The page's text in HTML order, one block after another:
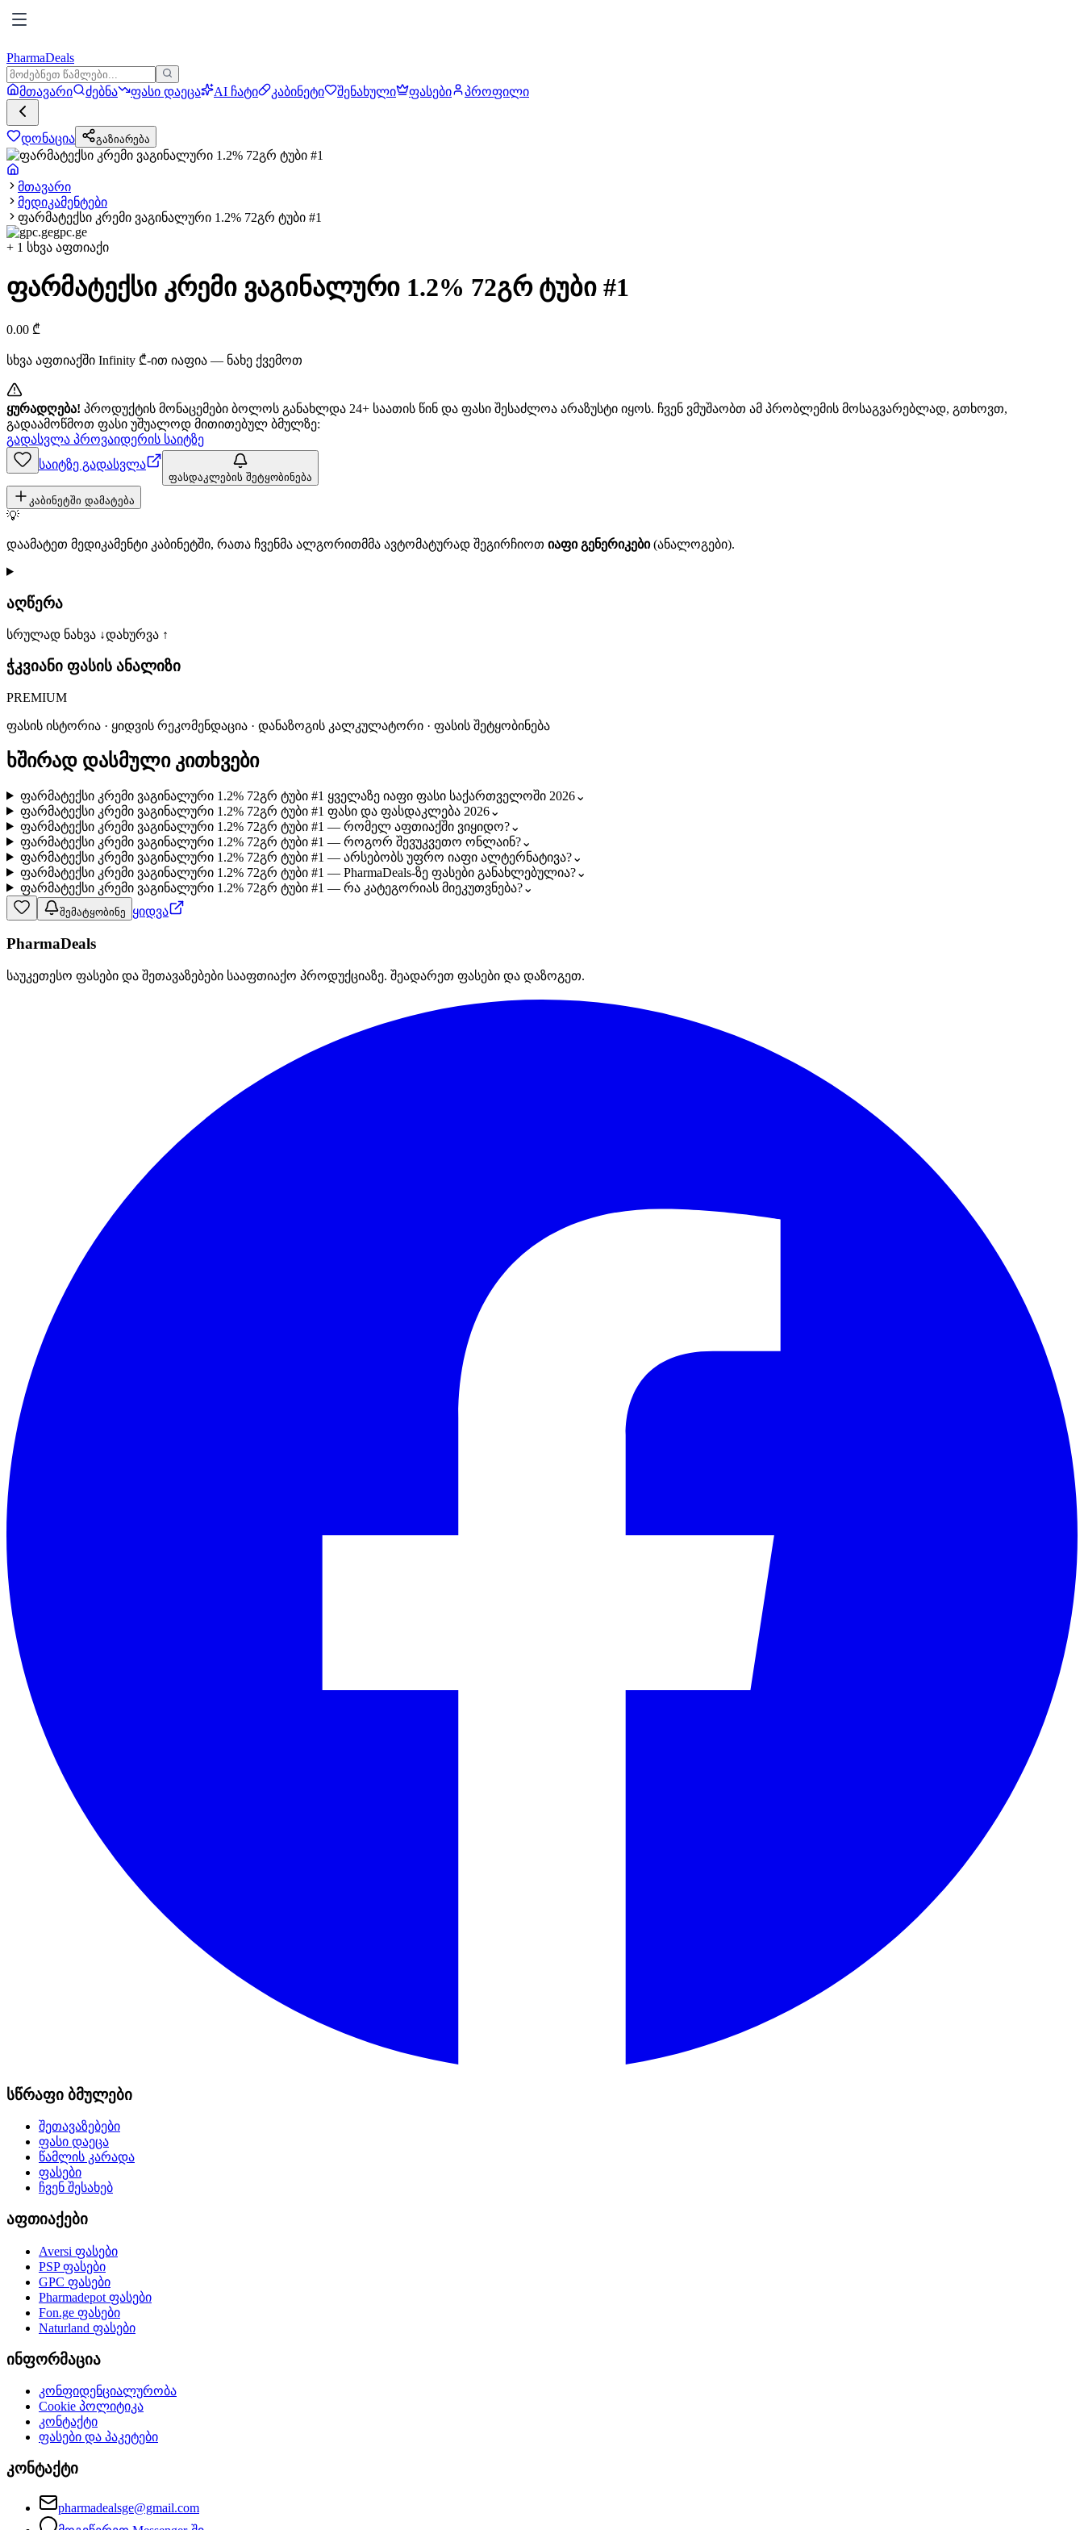
PharmaDeals
მთავარი ძებნა ფასი დაეცა AI ჩატი კაბინეტი შენახული ფასები პროფილი
დონაცია გაზიარება
მთავარი
მედიკამენტები
ფარმატექსი კრემი ვაგინალური 1.2% 72გრ ტუბი #1
gpc.ge
+ 1 სხვა აფთიაქი
ფარმატექსი კრემი ვაგინალური 1.2% 72გრ ტუბი #1
0.00 ₾
სხვა აფთიაქში Infinity ₾-ით იაფია — ნახე ქვემოთ
ყურადღება! პროდუქტის მონაცემები ბოლოს განახლდა 24+ საათის წინ და ფასი შესაძლოა არაზუსტი იყოს. ჩვენ ვმუშაობთ ამ პრობლემის მოსაგვარებლად, გთხოვთ,
გადაამოწმოთ ფასი უშუალოდ მითითებულ ბმულზე:
გადასვლა პროვაიდერის საიტზე
საიტზე გადასვლა
ფასდაკლების შეტყობინება
კაბინეტში დამატება
💡
დაამატეთ მედიკამენტი კაბინეტში, რათა ჩვენმა ალგორითმმა ავტომატურად შეგირჩიოთ იაფი გენერიკები(ანალოგები).
აღწერა
სრულად ნახვა ↓დახურვა ↑
ჭკვიანი ფასის ანალიზი
PREMIUM
ფასის ისტორია · ყიდვის რეკომენდაცია · დანაზოგის კალკულატორი · ფასის შეტყობინება
ხშირად დასმული კითხვები
ფარმატექსი კრემი ვაგინალური 1.2% 72გრ ტუბი #1 ყველაზე იაფი ფასი საქართველოში 2026⌄
ფარმატექსი კრემი ვაგინალური 1.2% 72გრ ტუბი #1 ფასი და ფასდაკლება 2026⌄
ფარმატექსი კრემი ვაგინალური 1.2% 72გრ ტუბი #1 — რომელ აფთიაქში ვიყიდო?⌄
ფარმატექსი კრემი ვაგინალური 1.2% 72გრ ტუბი #1 — როგორ შევუკვეთო ონლაინ?⌄
ფარმატექსი კრემი ვაგინალური 1.2% 72გრ ტუბი #1 — არსებობს უფრო იაფი ალტერნატივა?⌄
ფარმატექსი კრემი ვაგინალური 1.2% 72გრ ტუბი #1 — PharmaDeals-ზე ფასები განახლებულია?⌄
ფარმატექსი კრემი ვაგინალური 1.2% 72გრ ტუბი #1 — რა კატეგორიას მიეკუთვნება?⌄
შემატყობინე ყიდვა
PharmaDeals
საუკეთესო ფასები და შეთავაზებები სააფთიაქო პროდუქციაზე. შეადარეთ ფასები და დაზოგეთ.
სწრაფი ბმულები
შეთავაზებები
ფასი დაეცა
წამლის კარადა
ფასები
ჩვენ შესახებ
აფთიაქები
Aversi ფასები
PSPფასები
GPC ფასები
Pharmadepot ფასები
Fon.ge ფასები
Naturland ფასები
ინფორმაცია
კონფიდენციალურობა
Cookie პოლიტიკა
კონტაქტი
ფასები და პაკეტები
კონტაქტი
pharmadealsge@gmail.com